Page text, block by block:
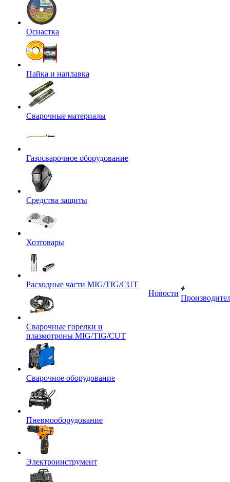
Оснастка
Пайка и наплавка
Сварочные материалы
Газосварочное оборудование
Средства защиты
Хозтовары
Расходные части MIG/TIG/CUT
Сварочные горелки и
плазмотроны MIG/TIG/CUT
Сварочное оборудование
Пневмооборудование
Электроинструмент
Новости